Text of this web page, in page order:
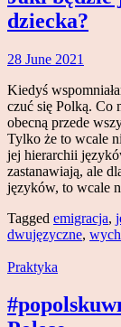
dziecka?
28 June 2021
Kiedyś
czuć się Polką. Co
obecną przede
Tylko że to wcale
jej hierarchii
zastanawiają, ale
języków, to wcale
Tagged emigracja,
dwujęzyczne,
Praktyka